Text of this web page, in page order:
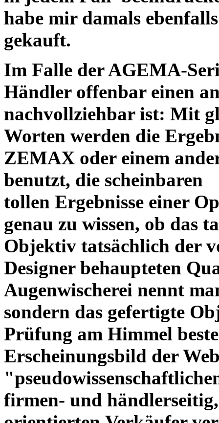
habe mir damals
gekauft.
Im Falle der AGEMA-
Händler offenbar einen
nachvollziehbar ist: Mit
Worten werden die
ZEMAX oder einem
benutzt, die scheinbaren
tollen Ergebnisse einer
genau zu wissen, ob das
Objektiv tatsächlich der
Designer behaupteten
Augenwischerei nennt
sondern das gefertigte
Prüfung am Himmel
Erscheinungsbild der
firmen- und